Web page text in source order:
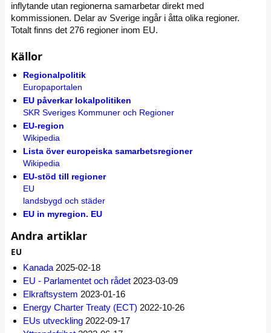
inflytande utan regionerna samarbetar direkt med
kommissionen. Delar av Sverige ingår i åtta olika regioner.
Totalt finns det 276 regioner inom EU.
Källor
Regionalpolitik
Europaportalen
EU påverkar lokalpolitiken
SKR Sveriges Kommuner och Regioner
EU-region
Wikipedia
Lista över europeiska samarbetsregioner
Wikipedia
EU-stöd till regioner
EU
landsbygd och städer
EU in myregion. EU
Andra artiklar
EU
Kanada 2025-02-18
EU - Parlamentet och rådet 2023-03-09
Elkraftsystem 2023-01-16
Energy Charter Treaty (ECT) 2022-10-26
EUs utveckling 2022-09-17